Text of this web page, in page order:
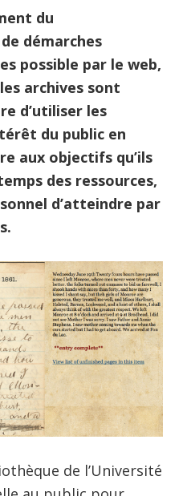
du
démarches
possible par le web,
archives sont
d’utiliser les
du public en
aux objectifs qu’ils
des ressources,
d’atteindre par
de l’Université